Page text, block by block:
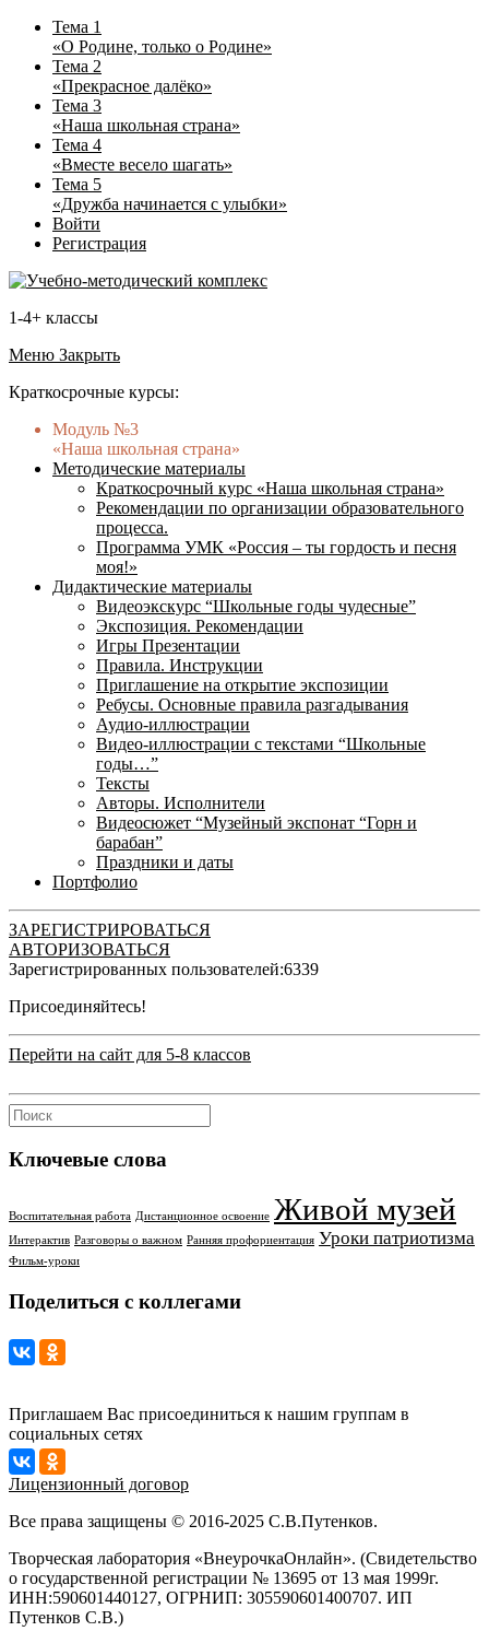
Тема 1
«О Родине, только о Родине»
Тема 2
«Прекрасное далёко»
Тема 3
«Наша школьная страна»
Тема 4
«Вместе весело шагать»
Тема 5
«Дружба начинается с улыбки»
Войти
Регистрация
1-4+ классы
Меню Закрыть
Краткосрочные курсы:
Модуль №3
«Наша школьная страна»
Методические материалы
Краткосрочный курс «Наша школьная страна»
Рекомендации по организации образовательного
процесса.
Программа УМК «Россия – ты гордость и песня
моя!»
Дидактические материалы
Видеоэкскурс “Школьные годы чудесные”
Экспозиция. Рекомендации
Игры Презентации
Правила. Инструкции
Приглашение на открытие экспозиции
Ребусы. Основные правила разгадывания
Аудио-иллюстрации
Видео-иллюстрации с текстами “Школьные
годы…”
Тексты
Авторы. Исполнители
Видеосюжет “Музейный экспонат “Горн и
барабан”
Праздники и даты
Портфолио
ЗАРЕГИСТРИРОВАТЬСЯ
АВТОРИЗОВАТЬСЯ
Зарегистрированных пользователей:6339
Присоединяйтесь!
Перейти на сайт для 5-8 классов
Ключевые слова
Воспитательная работа Дистанционное освоение Живой музей
Интерактив Разговоры о важном Ранняя профориентация Уроки патриотизма
Фильм-уроки
Поделиться с коллегами
Приглашаем Вас присоединиться к нашим группам в
социальных сетях
Лицензионный договор
Все права защищены © 2016-2025 С.В.Путенков.
Творческая лаборатория «ВнеурочкаОнлайн». (Свидетельство
о государственной регистрации № 13695 от 13 мая 1999г.
ИНН:590601440127, ОГРНИП: 305590601400707. ИП
Путенков С.В.)